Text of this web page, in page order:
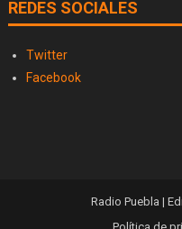
REDES SOCIALES
Twitter
Facebook
Radio Puebla |